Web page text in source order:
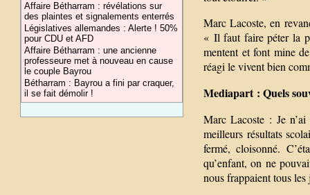
Affaire Bétharram : révélations sur
des plaintes et signalements enterrés
Législatives allemandes : Alerte ! 50%
pour CDU et AFD
Affaire Bétharram : une ancienne
professeure met à nouveau en cause
le couple Bayrou
Bétharram : Bayrou a fini par craquer,
il se fait démolir !
Marc Lacoste, en
« Il faut faire péter la
mentent et font mine
réagi le vivent bien
Mediapart : Quels
Marc Lacoste : Je
meilleurs résultats
fermé, cloisonné.
qu’enfant, on ne
nous frappaient tous les